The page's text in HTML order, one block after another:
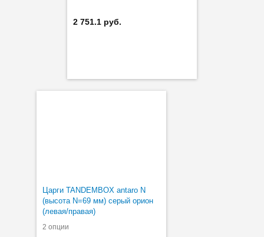
2 751.1 руб.
Царги TANDEMBOX antaro N
(высота N=69 мм) серый орион
(левая/правая)
2 опции